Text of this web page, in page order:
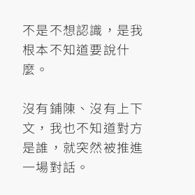
不是不想認識，是我
根本不知道要說什
麼。
沒有鋪陳、沒有上下
文，我也不知道對方
是誰，就突然被推進
一場對話。